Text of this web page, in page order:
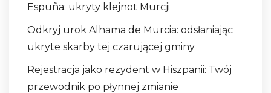
Espuña: ukryty klejnot Murcji
Odkryj urok Alhama de Murcia: odsłaniając
ukryte skarby tej czarującej gminy
Rejestracja jako rezydent w Hiszpanii: Twój
przewodnik po płynnej zmianie